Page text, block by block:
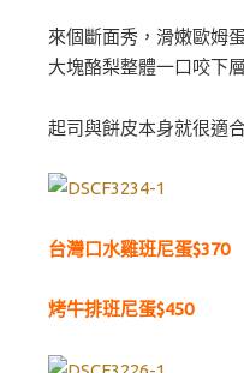
來個斷面秀，滑嫩歐姆
大塊酪梨整體一口咬下
起司與餅皮本身就很適合
台灣口水雞班尼蛋$370
烤牛排班尼蛋$450